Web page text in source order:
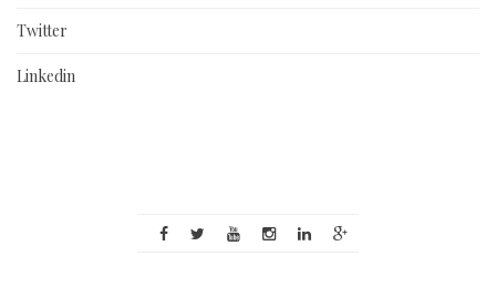
Twitter
Linkedin